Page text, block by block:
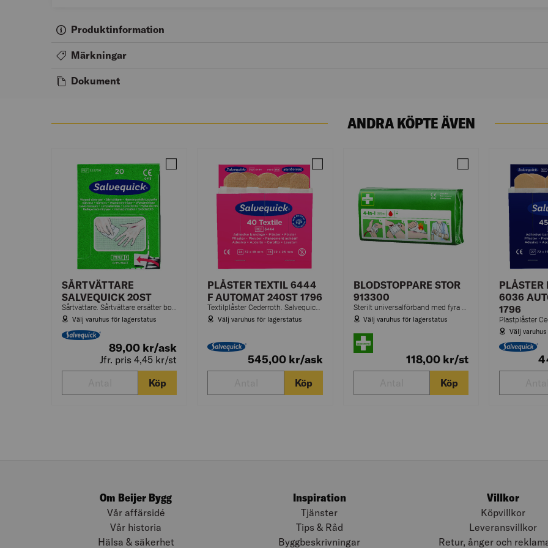
Produktinformation
Märkningar
Dokument
ANDRA KÖPTE ÄVEN
SÅRTVÄTTARE
SALVEQUICK 20ST
Välj varuhus för lagerstatus
89,00 kr/ask
Jfr. pris 4,45 kr/st
Köp
Jämför SÅRTVÄTTARE SALVEQUICK 20ST
PLÅSTER TEXTIL 6444
F AUTOMAT 240ST 1796
Välj varuhus för lagerstatus
545,00 kr/ask
Köp
Jämför PLÅSTER TEXTIL 6444 F AUTOMAT 240ST 1796
BLODSTOPPARE STOR
913300
Välj varuhus för lagerstatus
118,00 kr/st
Köp
Jämför
PLÅSTER
6036
1796
Välj
Om Beijer Bygg
Vår affärsidé
Vår historia
Hälsa & säkerhet
Inspiration
Tjänster
Tips & Råd
Byggbeskrivningar
Villkor
Köpvillkor
Leveransvillkor
Retur, ånger och